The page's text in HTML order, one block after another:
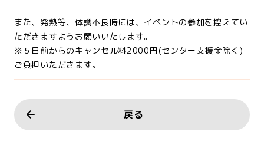
また、発熱等、体調不良時には、イベントの参加を控えてい
ただきますようお願いいたします。
※５日前からのキャンセル料2000円(センター支援金除く)
ご負担いただきます。
戻る